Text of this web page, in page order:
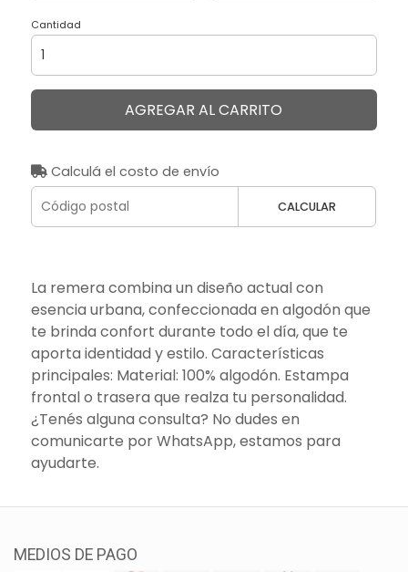
Cantidad
AGREGAR AL CARRITO
Calculá el costo de envío
CALCULAR
La remera combina un diseño actual con
esencia urbana, confeccionada en algodón que
te brinda confort durante todo el día, que te
aporta identidad y estilo. Características
principales: Material: 100% algodón. Estampa
frontal o trasera que realza tu personalidad.
¿Tenés alguna consulta? No dudes en
comunicarte por WhatsApp, estamos para
ayudarte.
MEDIOS DE PAGO